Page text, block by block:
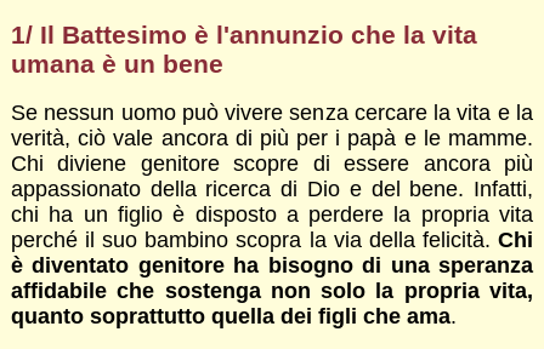
1/ Il Battesimo è l'annunzio che la vita
umana è un bene
Se nessun uomo può vivere senza cercare la vita e la
verità, ciò vale ancora di più per i papà e le mamme.
Chi diviene genitore scopre di essere ancora più
appassionato della ricerca di Dio e del bene. Infatti,
chi ha un figlio è disposto a perdere la propria vita
perché il suo bambino scopra la via della felicità.Chi
è diventato genitore ha bisogno di una speranza
affidabile che sostenga non solo la propria vita,
quanto soprattutto quella dei figli che ama.